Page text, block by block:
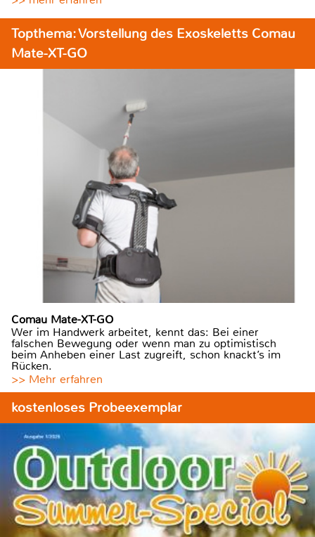
Topthema: Vorstellung des Exoskeletts Comau
Mate-XT-GO
Comau Mate-XT-GO
Wer im Handwerk arbeitet, kennt das: Bei einer
falschen Bewegung oder wenn man zu optimistisch
beim Anheben einer Last zugreift, schon knackt’s im
Rücken.
>> Mehr erfahren
kostenloses Probeexemplar